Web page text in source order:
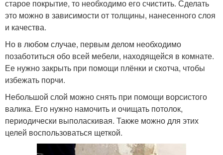
старое покрытие, то необходимо его счистить. Сделать
это можно в зависимости от толщины, нанесенного слоя
и качества.
Но в любом случае, первым делом необходимо
позаботиться обо всей мебели, находящейся в комнате.
Ее нужно закрыть при помощи плёнки и скотча, чтобы
избежать порчи.
Небольшой слой можно снять при помощи ворсистого
валика. Его нужно намочить и очищать потолок,
периодически выполаскивая. Также можно для этих
целей воспользоваться щеткой.